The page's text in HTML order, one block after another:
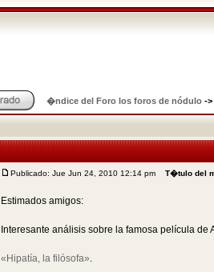
�ndice del Foro los foros de nódulo ->
Publicado: Jue Jun 24, 2010 12:14 pm T�tulo del
Estimados amigos:
Interesante análisis sobre la famosa película
«Hipatía, la filósofa».